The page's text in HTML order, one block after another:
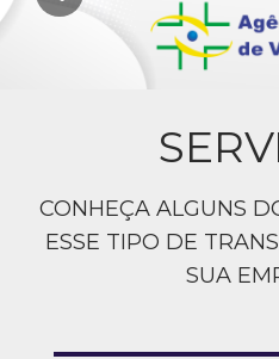
CONHEÇA ALGUNS
ESSE TIPO DE
SUA